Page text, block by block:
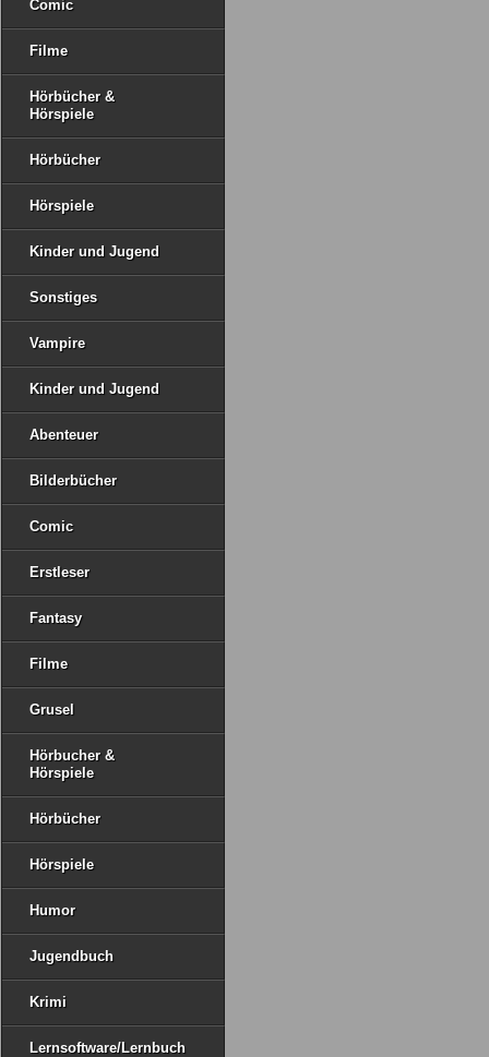
Comic
Filme
Hörbücher &
Hörspiele
Hörbücher
Hörspiele
Kinder und Jugend
Sonstiges
Vampire
Kinder und Jugend
Abenteuer
Bilderbücher
Comic
Erstleser
Fantasy
Filme
Grusel
Hörbucher &
Hörspiele
Hörbücher
Hörspiele
Humor
Jugendbuch
Krimi
Lernsoftware/Lernbuch